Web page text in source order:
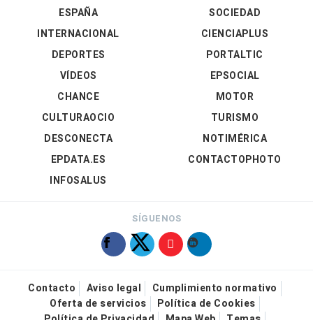
ESPAÑA
INTERNACIONAL
DEPORTES
VÍDEOS
SOCIEDAD
CIENCIAPLUS
PORTALTIC
EPSOCIAL
CHANCE
CULTURAOCIO
DESCONECTA
EPDATA.ES
INFOSALUS
MOTOR
TURISMO
NOTIMÉRICA
CONTACTOPHOTO
SÍGUENOS
Contacto Aviso legal
Cumplimiento normativo
Oferta de servicios
Política de Cookies